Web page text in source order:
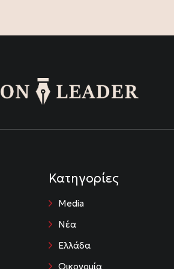
Κατηγορίες
Media
Νέα
Ελλάδα
Οικονομία